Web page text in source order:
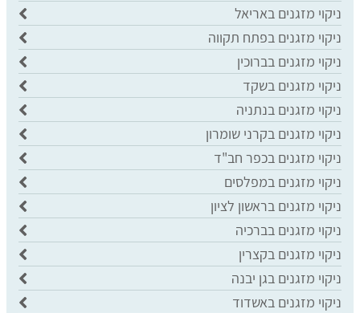
ניקוי מזגנים באריאל
ניקוי מזגנים בפתח תקווה
ניקוי מזגנים בברוכין
ניקוי מזגנים בשקד
ניקוי מזגנים בנתניה
ניקוי מזגנים בקרני שומרון
ניקוי מזגנים בכפר חב"ד
ניקוי מזגנים במפלסים
ניקוי מזגנים בראשון לציון
ניקוי מזגנים בברכיה
ניקוי מזגנים בקצרין
ניקוי מזגנים בגן יבנה
ניקוי מזגנים באשדוד